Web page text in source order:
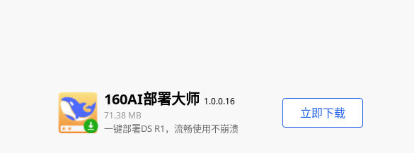
160AI部署大师 1.0.0.16
71.38 MB
一键部署DS R1，流畅使用不崩溃
立即下载